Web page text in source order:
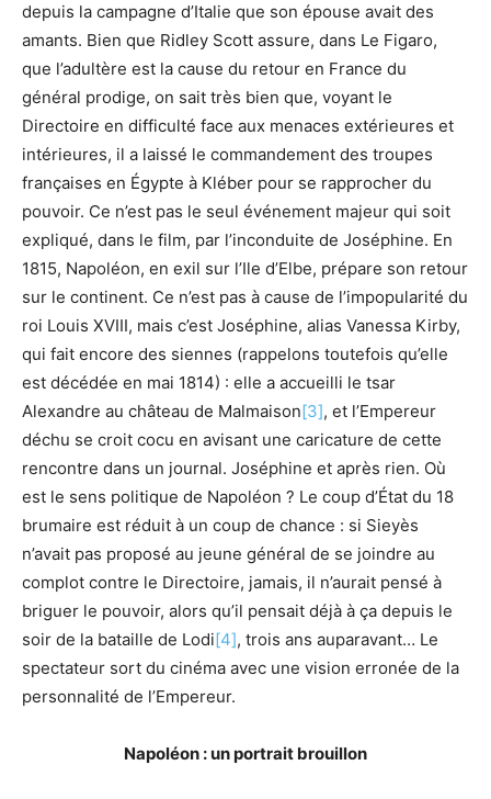
depuis la campagne d’Italie que son épouse avait des
amants. Bien que Ridley Scott assure, dans Le Figaro,
que l’adultère est la cause du retour en France du
général prodige, on sait très bien que, voyant le
Directoire en difficulté face aux menaces extérieures et
intérieures, il a laissé le commandement des troupes
françaises en Égypte à Kléber pour se rapprocher du
pouvoir. Ce n’est pas le seul événement majeur qui soit
expliqué, dans le film, par l’inconduite de Joséphine. En
1815, Napoléon, en exil sur l’Ile d’Elbe, prépare son retour
sur le continent. Ce n’est pas à cause de l’impopularité du
roi Louis XVIII, mais c’est Joséphine, alias Vanessa Kirby,
qui fait encore des siennes (rappelons toutefois qu’elle
est décédée en mai 1814) : elle a accueilli le tsar
Alexandre au château de Malmaison[3], et l’Empereur
déchu se croit cocu en avisant une caricature de cette
rencontre dans un journal. Joséphine et après rien. Où
est le sens politique de Napoléon ? Le coup d’État du 18
brumaire est réduit à un coup de chance : si Sieyès
n’avait pas proposé au jeune général de se joindre au
complot contre le Directoire, jamais, il n’aurait pensé à
briguer le pouvoir, alors qu’il pensait déjà à ça depuis le
soir de la bataille de Lodi[4], trois ans auparavant… Le
spectateur sort du cinéma avec une vision erronée de la
personnalité de l’Empereur.
Napoléon : un portrait brouillon